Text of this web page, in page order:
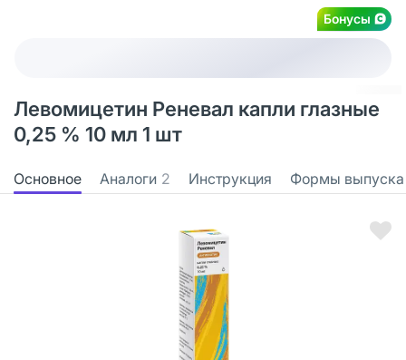
Бонусы
Левомицетин Реневал капли глазные
0,25 % 10 мл 1 шт
Основное Аналоги 2 Инструкция Формы выпуска